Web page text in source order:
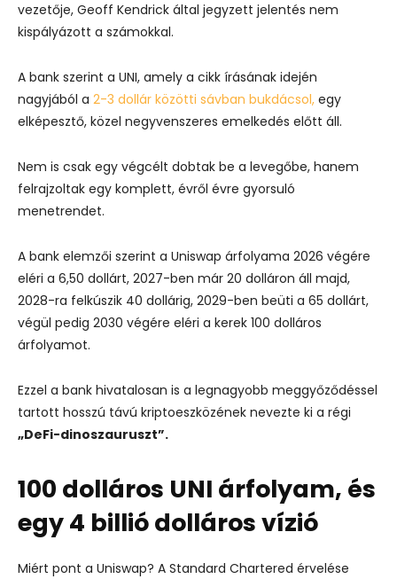
vezetője, Geoff Kendrick által jegyzett jelentés nem
kispályázott a számokkal.
A bank szerint a UNI, amely a cikk írásának idején
nagyjából a 2-3 dollár közötti sávban bukdácsol, egy
elképesztő, közel negyvenszeres emelkedés előtt áll.
Nem is csak egy végcélt dobtak be a levegőbe, hanem
felrajzoltak egy komplett, évről évre gyorsuló
menetrendet.
A bank elemzői szerint a Uniswap árfolyama 2026 végére
eléri a 6,50 dollárt, 2027-ben már 20 dolláron áll majd,
2028-ra felkúszik 40 dollárig, 2029-ben beüti a 65 dollárt,
végül pedig 2030 végére eléri a kerek 100 dolláros
árfolyamot.
Ezzel a bank hivatalosan is a legnagyobb meggyőződéssel
tartott hosszú távú kriptoeszközének nevezte ki a régi
„DeFi-dinoszauruszt”.
100 dolláros UNI árfolyam, és
egy 4 billió dolláros vízió
Miért pont a Uniswap? A Standard Chartered érvelése